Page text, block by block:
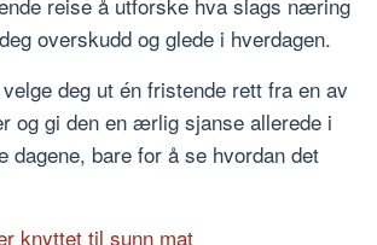
overskudd og glede i hverdagen.
deg ut én fristende rett fra en av
og gi den en ærlig sjanse allerede i
dagene, bare for å se hvordan det
knyttet til sunn mat